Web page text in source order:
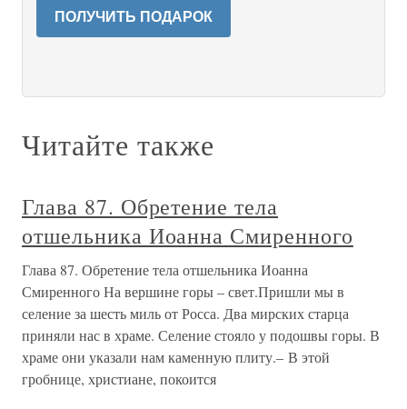
ПОЛУЧИТЬ ПОДАРОК
Читайте также
Глава 87. Обретение тела
отшельника Иоанна Смиренного
Глава 87. Обретение тела отшельника Иоанна
Смиренного На вершине горы – свет.Пришли мы в
селение за шесть миль от Росса. Два мирских старца
приняли нас в храме. Селение стояло у подошвы горы. В
храме они указали нам каменную плиту.– В этой
гробнице, христиане, покоится